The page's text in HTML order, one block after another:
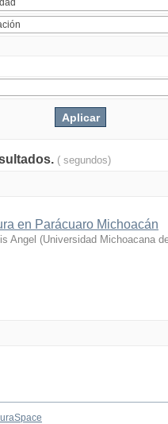
( segundos)
en Parácuaro Michoacán
Angel (Universidad Michoacana